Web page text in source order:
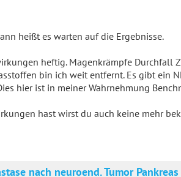
heißt es warten auf die Ergebnisse.
heftig. Magenkrämpfe Durchfall
bin ich weit entfernt. Es gibt ein
hier ist in meiner Wahrnehmung
hast wirst du auch keine mehr
nach neuroend. Tumor Pankreas